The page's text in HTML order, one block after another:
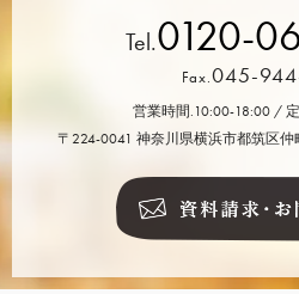
Tel.0120-
Fax.045-
営業時間.10:00-18:00 /
〒224-0041 神奈川県横浜市都筑区仲